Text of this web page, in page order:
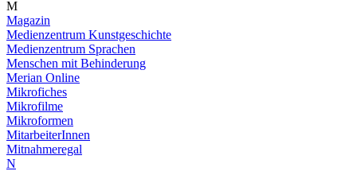
M
Magazin
Medienzentrum Kunstgeschichte
Medienzentrum Sprachen
Menschen mit Behinderung
Merian Online
Mikrofiches
Mikrofilme
Mikroformen
MitarbeiterInnen
Mitnahmeregal
N